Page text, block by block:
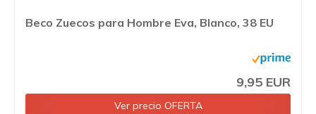
Beco Zuecos para Hombre Eva, Blanco, 38 EU
9,95 EUR
Ver precio OFERTA